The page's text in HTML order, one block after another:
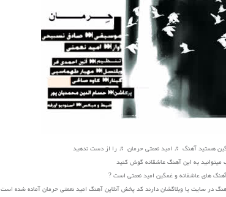
هستید آهنگ ♬ امید نعمتی حرمان ♬ را از دست ندهید
میتوانید به این آهنگ عاشقانه گوش کنید
های عاشقانه و غمگین امید نعمتی است ?
در سایت یا وبلاگشان دارند کد پخش آنلاین آهنگ امید نعمتی حرمان آماده شده است